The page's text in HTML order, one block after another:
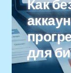
Как
для